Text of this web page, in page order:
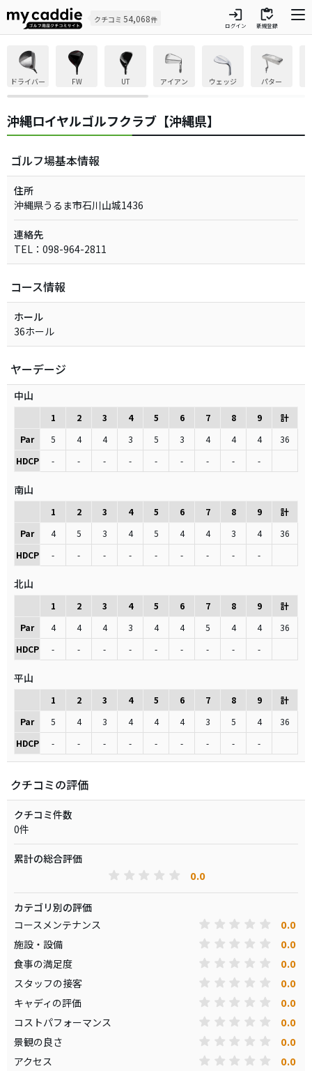
クチコミ 54,068件 login
ログイン
inventory
新規登録
ドライバー FW UT アイアン ウェッジ パター
沖縄ロイヤルゴルフクラブ【沖縄県】
ゴルフ場基本情報
住所
沖縄県うるま市石川山城1436
連絡先
TEL：098-964-2811
コース情報
ホール
36ホール
ヤーデージ
中山
1 2 3 4 5 6 7 8 9
計
Par
5 4 4 3 5 3 4 4 4
36
HDCP
- - - - - - - - -
南山
1 2 3 4 5 6 7 8 9
計
Par
4 5 3 4 5 4 4 3 4
36
HDCP
- - - - - - - - -
北山
1 2 3 4 5 6 7 8 9
計
Par
4 4 4 3 4 4 5 4 4
36
HDCP
- - - - - - - - -
平山
1 2 3 4 5 6 7 8 9
計
Par
5 4 3 4 4 4 3 5 4
36
HDCP
- - - - - - - - -
クチコミの評価
クチコミ件数
0件
累計の総合評価
0.0
カテゴリ別の評価
コースメンテナンス
0.0
施設・設備 0.0
食事の満足度 0.0
スタッフの接客 0.0
キャディの評価 0.0
コストパフォーマンス 0.0
景観の良さ 0.0
アクセス 0.0